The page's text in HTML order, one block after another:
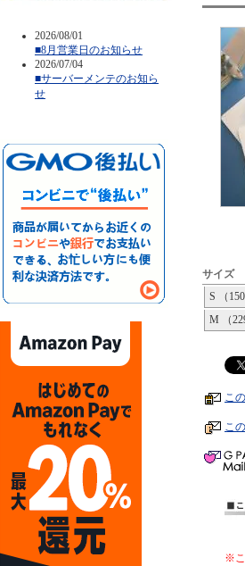
2026/08/01
■8月営業日のお知らせ
2026/07/04
■サーバーメンテのお知ら
せ
サイズ
S （
M （
こ
こ
※こ